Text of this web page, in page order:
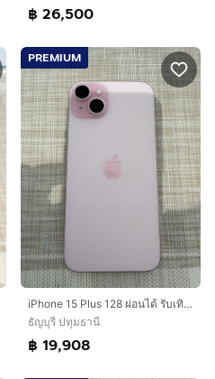
฿ 26,500
PREMIUM
iPhone 15 Plus 128 ผ่อนได้ รับเทิร์น
ธัญบุรี ปทุมธานี
฿ 19,908